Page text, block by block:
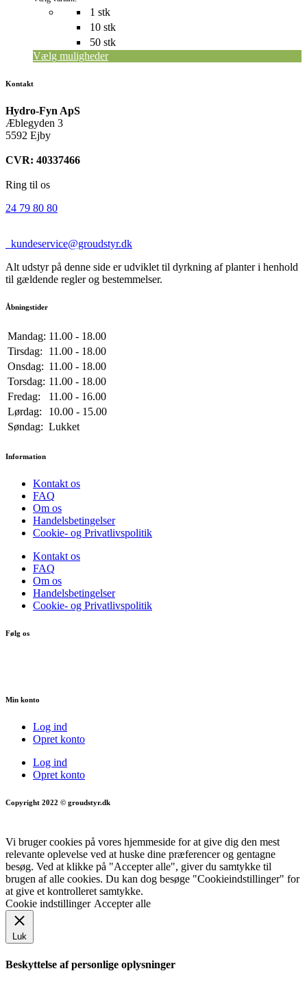
1 stk
10 stk
50 stk
Vælg muligheder
Kontakt
Hydro-Fyn ApS
Æblegyden 3
5592 Ejby
CVR: 40337466
Ring til os
24 79 80 80
kundeservice@groudstyr.dk
Alt udstyr på denne side er udviklet til dyrkning af planter i henhold
til gældende regler og bestemmelser.
Åbningstider
Mandag: 11.00 - 18.00
Tirsdag:
11.00 - 18.00
Onsdag: 11.00 - 18.00
Torsdag: 11.00 - 18.00
Fredag:
11.00 - 16.00
Lørdag:
10.00 - 15.00
Søndag: Lukket
Information
Kontakt os
FAQ
Om os
Handelsbetingelser
Cookie- og Privatlivspolitik
Kontakt os
FAQ
Om os
Handelsbetingelser
Cookie- og Privatlivspolitik
Følg os
Min konto
Log ind
Opret konto
Log ind
Opret konto
Copyright 2022 © groudstyr.dk
Vi bruger cookies på vores hjemmeside for at give dig den mest
relevante oplevelse ved at huske dine præferencer og gentagne
besøg. Ved at klikke på "Accepter alle", giver du samtykke til
brugen af alle cookies. Du kan dog besøge "Cookieindstillinger" for
at give et kontrolleret samtykke.
Cookie indstillinger Accepter alle
Luk
Beskyttelse af personlige oplysninger